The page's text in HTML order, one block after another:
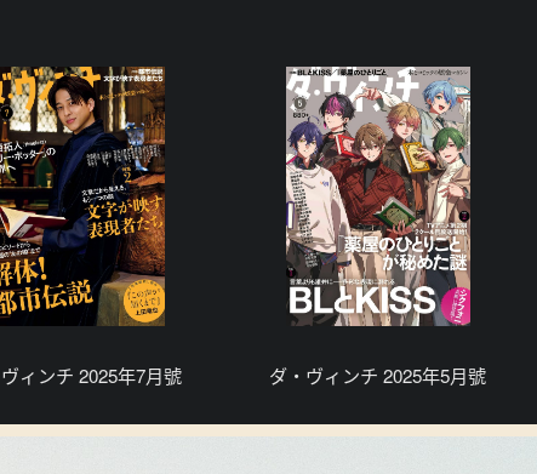
ィンチ 2025年7月號 ダ・ヴィンチ 2025年5月號